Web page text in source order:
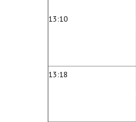
13:10
13:18